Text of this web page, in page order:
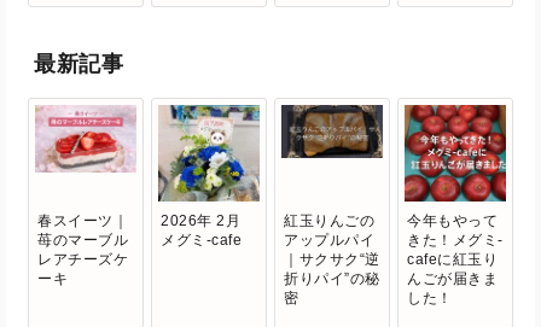
最新記事
春スイーツ｜
苺のマーブル
レアチーズケ
ーキ
2026年 2月
メグミ-cafe
紅玉りんごの
アップルパイ
｜サクサク“逆
折りパイ”の秘
密
今年もやって
きた！メグミ-
cafeに紅玉り
んごが届きま
した！